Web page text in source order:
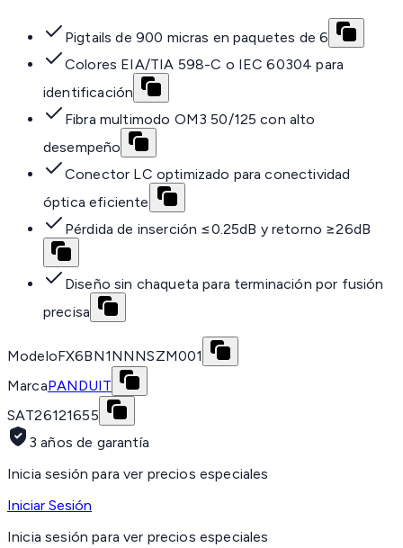
Pigtails de 900 micras en paquetes de 6
Colores EIA/TIA 598-C o IEC 60304 para
identificación
Fibra multimodo OM3 50/125 con alto
desempeño
Conector LC optimizado para conectividad
óptica eficiente
Pérdida de inserción ≤0.25dB y retorno ≥26dB
Diseño sin chaqueta para terminación por fusión
precisa
ModeloFX6BN1NNNSZM001
MarcaPANDUIT
SAT26121655
3 años de garantía
Inicia sesión para ver precios especiales
Iniciar Sesión
Inicia sesión para ver precios especiales